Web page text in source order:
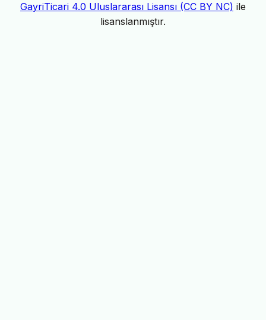
GayriTicari 4.0 Uluslararası Lisansı (CC BY NC) ile
lisanslanmıştır.